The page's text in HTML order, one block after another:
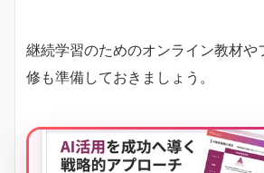
継続学習のためのオンライン教材や
修も準備しておきましょう。